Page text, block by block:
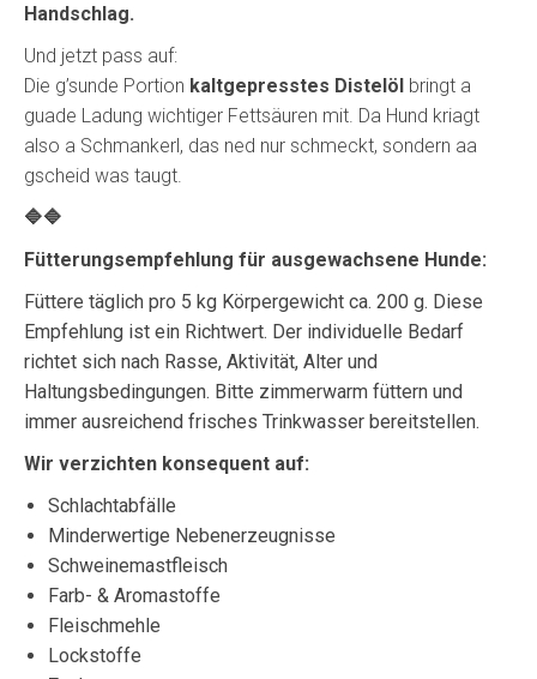
Handschlag.
Und jetzt pass auf:
Die g’sunde Portion kaltgepresstes Distelöl bringt a
guade Ladung wichtiger Fettsäuren mit. Da Hund kriagt
also a Schmankerl, das ned nur schmeckt, sondern aa
gscheid was taugt.
🔷🔷
Fütterungsempfehlung für ausgewachsene Hunde:
Füttere täglich pro 5 kg Körpergewicht ca. 200 g. Diese
Empfehlung ist ein Richtwert. Der individuelle Bedarf
richtet sich nach Rasse, Aktivität, Alter und
Haltungsbedingungen. Bitte zimmerwarm füttern und
immer ausreichend frisches Trinkwasser bereitstellen.
Wir verzichten konsequent auf:
Schlachtabfälle
Minderwertige Nebenerzeugnisse
Schweinemastfleisch
Farb- & Aromastoffe
Fleischmehle
Lockstoffe